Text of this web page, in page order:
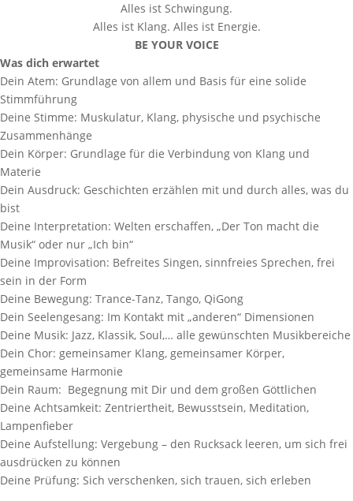
Alles ist Schwingung.
Alles ist Klang. Alles ist Energie.
BE YOUR VOICE
Was dich erwartet
Dein Atem: Grundlage von allem und Basis für eine solide
Stimmführung
Deine Stimme: Muskulatur, Klang, physische und psychische
Zusammenhänge
Dein Körper: Grundlage für die Verbindung von Klang und
Materie
Dein Ausdruck: Geschichten erzählen mit und durch alles, was du
bist
Deine Interpretation: Welten erschaffen, „Der Ton macht die
Musik“ oder nur „Ich bin“
Deine Improvisation: Befreites Singen, sinnfreies Sprechen, frei
sein in der Form
Deine Bewegung: Trance-Tanz, Tango, QiGong
Dein Seelengesang: Im Kontakt mit „anderen“ Dimensionen
Deine Musik: Jazz, Klassik, Soul,… alle gewünschten Musikbereiche
Dein Chor: gemeinsamer Klang, gemeinsamer Körper,
gemeinsame Harmonie
Dein Raum: Begegnung mit Dir und dem großen Göttlichen
Deine Achtsamkeit: Zentriertheit, Bewusstsein, Meditation,
Lampenfieber
Deine Aufstellung: Vergebung – den Rucksack leeren, um sich frei
ausdrücken zu können
Deine Prüfung: Sich verschenken, sich trauen, sich erleben